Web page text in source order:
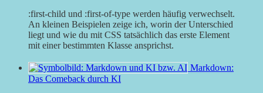
:first-child und :first-of-type werden häufig verwechselt.
An kleinen Beispielen zeige ich, worin der Unterschied
liegt und wie du mit CSS tatsächlich das erste Element
mit einer bestimmten Klasse ansprichst.
Markdown:
Das Comeback durch KI